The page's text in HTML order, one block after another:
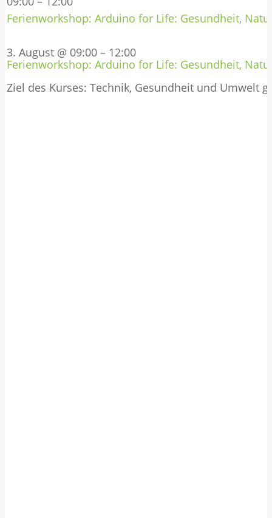
Ferienworkshop: Arduino for Life: Gesundheit,
3. August @ 09:00 – 12:00
Ferienworkshop: Arduino for Life: Gesundheit,
Ziel des Kurses: Technik, Gesundheit und Umwelt